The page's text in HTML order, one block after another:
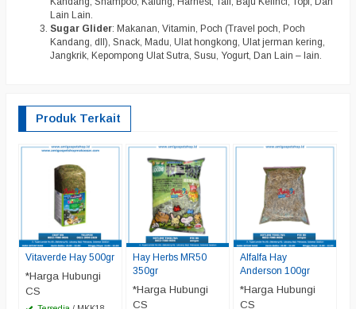
Lain Lain.
Sugar Glider: Makanan, Vitamin, Poch (Travel poch, Poch
Kandang, dll), Snack, Madu, Ulat hongkong, Ulat jerman kering,
Jangkrik, Kepompong Ulat Sutra, Susu, Yogurt, Dan Lain – lain.
Produk Terkait
Vitaverde Hay 500gr
*Harga Hubungi
CS
Hay Herbs MR50
350gr
*Harga Hubungi
CS
Alfalfa Hay
Anderson 100gr
*Harga Hubungi
CS